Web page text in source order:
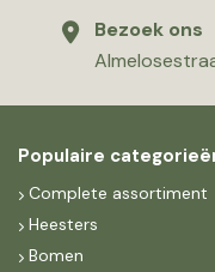
Bezoek ons
Populaire
Complete assortiment
Heesters
Bomen